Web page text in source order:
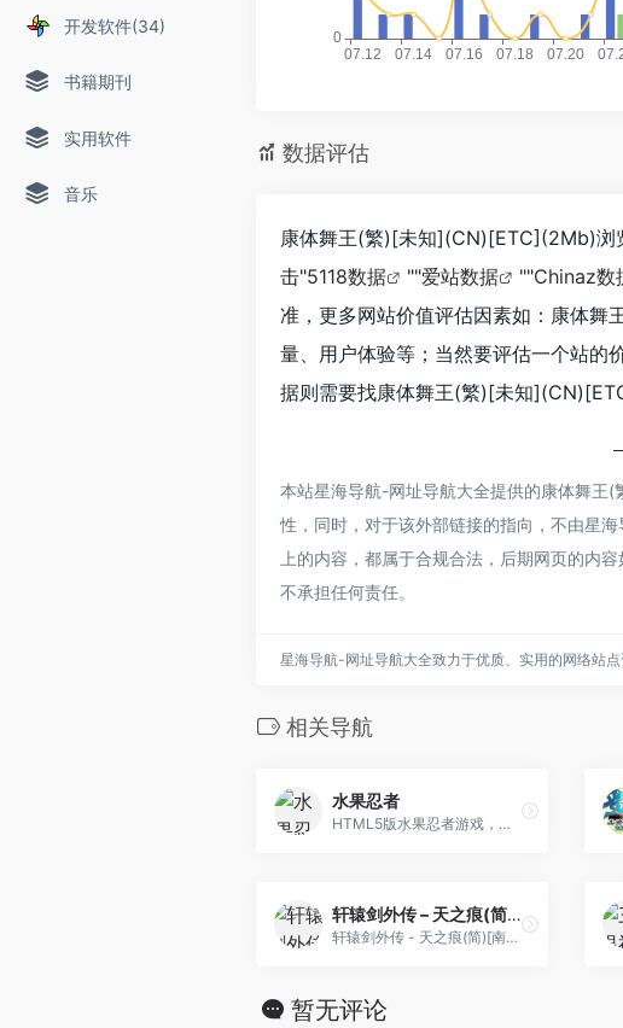
开发软件(34)
书籍期刊
实用软件
音乐
数据评估
康体舞王(繁)[未知](CN)[ETC](2Mb)浏
击"5118数据 ""爱站数据 ""Chinaz数
准，更多网站价值评估因素如：康体
量、用户体验等；当然要评估一个站的
据则需要找康体舞王(繁)[未知
本站星海导航-网址导航大全提供的康体舞王
性，同时，对于该外部链接的指向，不由星
上的内容，都属于合规合法，后期网页的内
不承担任何责任。
星海导航-网址导航大全致力于优质、实用的网络站点
相关导航
水果忍者
HTML5版水果忍者游戏，一代人的回忆
轩辕剑外传 – 天之痕(简)[南晶科技](CN)[RPG](16Mb)
轩辕剑外传 - 天之痕(简)[南晶科技](CN)[RPG](16Mb)
暂无评论